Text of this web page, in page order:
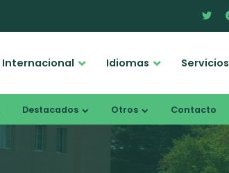
Internacional Idiomas Servicios
Destacados Otros Contacto